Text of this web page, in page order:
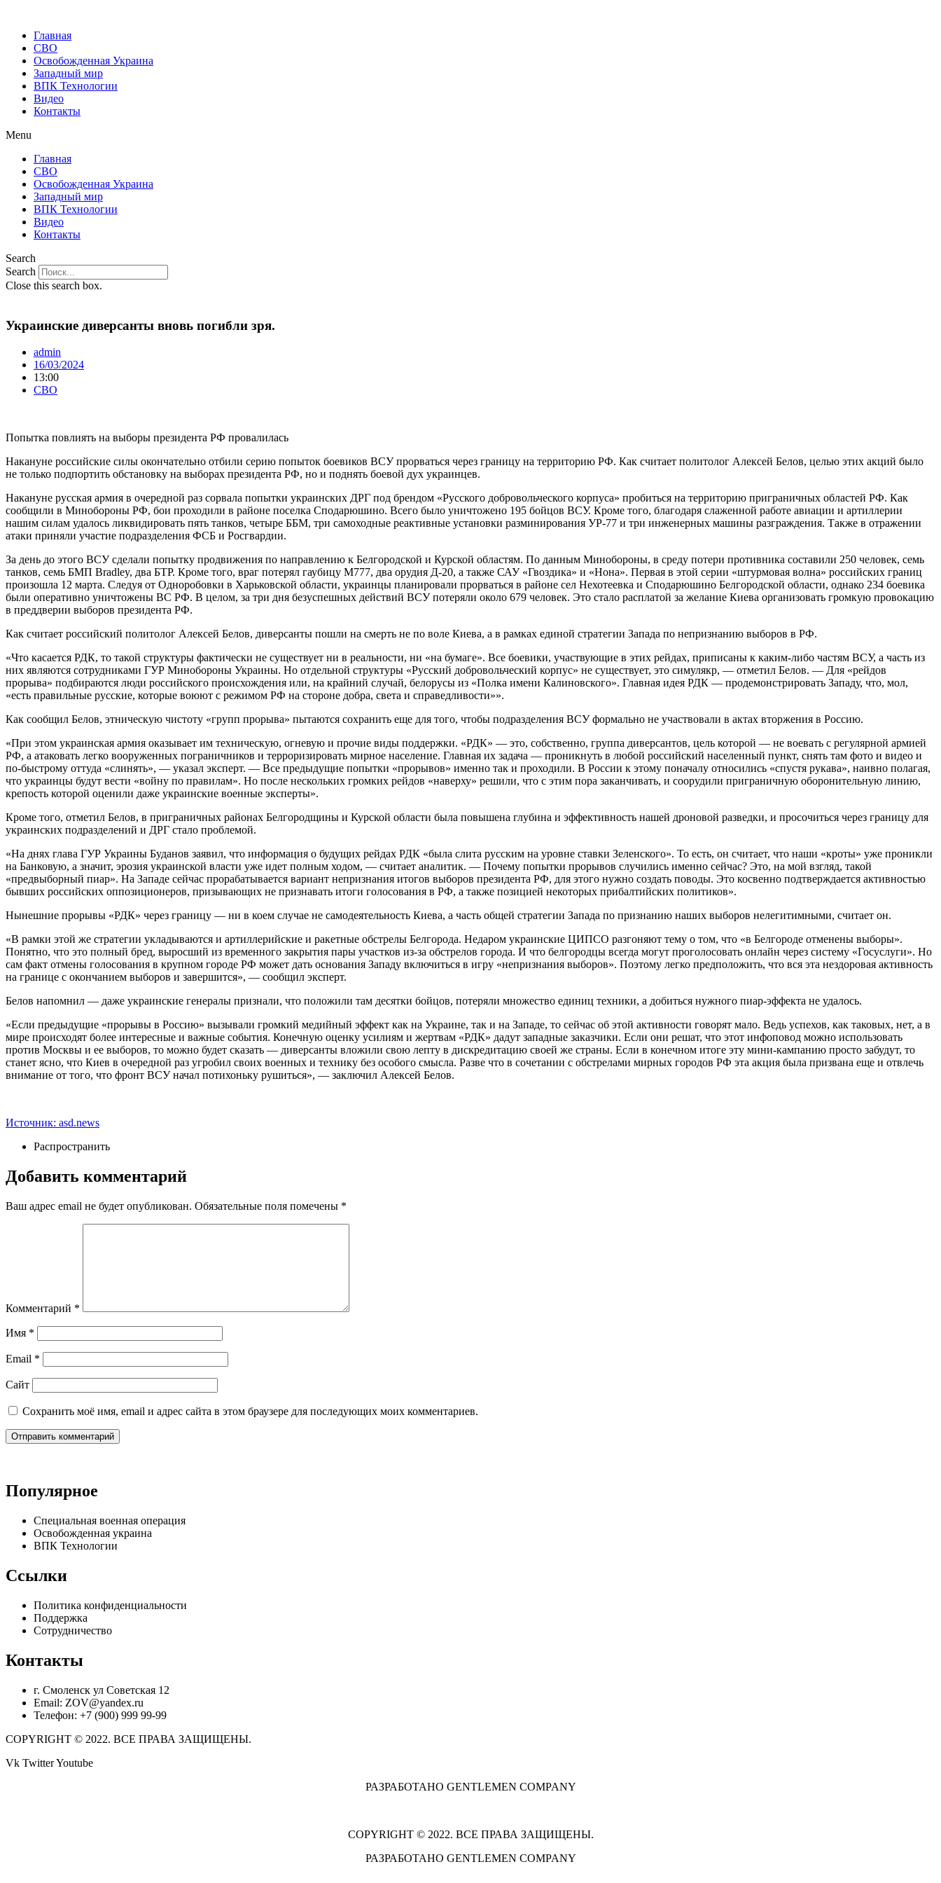
Главная
СВО
Освобожденная Украина
Западный мир
ВПК Технологии
Видео
Контакты
Menu
Главная
СВО
Освобожденная Украина
Западный мир
ВПК Технологии
Видео
Контакты
Search
Search
Close this search box.
Украинские диверсанты вновь погибли зря.
admin
16/03/2024
13:00
СВО
Попытка повлиять на выборы президента РФ провалилась
Накануне российские силы окончательно отбили серию попыток боевиков ВСУ прорваться через границу на территорию РФ. Как считает политолог Алексей Белов, целью этих акций было
не только подпортить обстановку на выборах президента РФ, но и поднять боевой дух украинцев.
Накануне русская армия в очередной раз сорвала попытки украинских ДРГ под брендом «Русского добровольческого корпуса» пробиться на территорию приграничных областей РФ. Как
сообщили в Минобороны РФ, бои проходили в районе поселка Сподарюшино. Всего было уничтожено 195 бойцов ВСУ. Кроме того, благодаря слаженной работе авиации и артиллерии
нашим силам удалось ликвидировать пять танков, четыре ББМ, три самоходные реактивные установки разминирования УР-77 и три инженерных машины разграждения. Также в отражении
атаки приняли участие подразделения ФСБ и Росгвардии.
За день до этого ВСУ сделали попытку продвижения по направлению к Белгородской и Курской областям. По данным Минобороны, в среду потери противника составили 250 человек, семь
танков, семь БМП Bradley, два БТР. Кроме того, враг потерял гаубицу М777, два орудия Д-20, а также САУ «Гвоздика» и «Нона». Первая в этой серии «штурмовая волна» российских границ
произошла 12 марта. Следуя от Одноробовки в Харьковской области, украинцы планировали прорваться в районе сел Нехотеевка и Сподарюшино Белгородской области, однако 234 боевика
были оперативно уничтожены ВС РФ. В целом, за три дня безуспешных действий ВСУ потеряли около 679 человек. Это стало расплатой за желание Киева организовать громкую провокацию
в преддверии выборов президента РФ.
Как считает российский политолог Алексей Белов, диверсанты пошли на смерть не по воле Киева, а в рамках единой стратегии Запада по непризнанию выборов в РФ.
«Что касается РДК, то такой структуры фактически не существует ни в реальности, ни «на бумаге». Все боевики, участвующие в этих рейдах, приписаны к каким-либо частям ВСУ, а часть из
них являются сотрудниками ГУР Минобороны Украины. Но отдельной структуры «Русский добровольческий корпус» не существует, это симулякр, — отметил Белов. — Для «рейдов
прорыва» подбираются люди российского происхождения или, на крайний случай, белорусы из «Полка имени Калиновского». Главная идея РДК — продемонстрировать Западу, что, мол,
«есть правильные русские, которые воюют с режимом РФ на стороне добра, света и справедливости»».
Как сообщил Белов, этническую чистоту «групп прорыва» пытаются сохранить еще для того, чтобы подразделения ВСУ формально не участвовали в актах вторжения в Россию.
«При этом украинская армия оказывает им техническую, огневую и прочие виды поддержки. «РДК» — это, собственно, группа диверсантов, цель которой — не воевать с регулярной армией
РФ, а атаковать легко вооруженных пограничников и терроризировать мирное население. Главная их задача — проникнуть в любой российский населенный пункт, снять там фото и видео и
по-быстрому оттуда «слинять», — указал эксперт. — Все предыдущие попытки «прорывов» именно так и проходили. В России к этому поначалу относились «спустя рукава», наивно полагая,
что украинцы будут вести «войну по правилам». Но после нескольких громких рейдов «наверху» решили, что с этим пора заканчивать, и соорудили приграничную оборонительную линию,
крепость которой оценили даже украинские военные эксперты».
Кроме того, отметил Белов, в приграничных районах Белгородщины и Курской области была повышена глубина и эффективность нашей дроновой разведки, и просочиться через границу для
украинских подразделений и ДРГ стало проблемой.
«На днях глава ГУР Украины Буданов заявил, что информация о будущих рейдах РДК «была слита русским на уровне ставки Зеленского». То есть, он считает, что наши «кроты» уже проникли
на Банковую, а значит, эрозия украинской власти уже идет полным ходом, — считает аналитик. — Почему попытки прорывов случились именно сейчас? Это, на мой взгляд, такой
«предвыборный пиар». На Западе сейчас прорабатывается вариант непризнания итогов выборов президента РФ, для этого нужно создать поводы. Это косвенно подтверждается активностью
бывших российских оппозиционеров, призывающих не признавать итоги голосования в РФ, а также позицией некоторых прибалтийских политиков».
Нынешние прорывы «РДК» через границу — ни в коем случае не самодеятельность Киева, а часть общей стратегии Запада по признанию наших выборов нелегитимными, считает он.
«В рамки этой же стратегии укладываются и артиллерийские и ракетные обстрелы Белгорода. Недаром украинские ЦИПСО разгоняют тему о том, что «в Белгороде отменены выборы».
Понятно, что это полный бред, выросший из временного закрытия пары участков из-за обстрелов города. И что белгородцы всегда могут проголосовать онлайн через систему «Госуслуги». Но
сам факт отмены голосования в крупном городе РФ может дать основания Западу включиться в игру «непризнания выборов». Поэтому легко предположить, что вся эта нездоровая активность
на границе с окончанием выборов и завершится», — сообщил эксперт.
Белов напомнил — даже украинские генералы признали, что положили там десятки бойцов, потеряли множество единиц техники, а добиться нужного пиар-эффекта не удалось.
«Если предыдущие «прорывы в Россию» вызывали громкий медийный эффект как на Украине, так и на Западе, то сейчас об этой активности говорят мало. Ведь успехов, как таковых, нет, а в
мире происходят более интересные и важные события. Конечную оценку усилиям и жертвам «РДК» дадут западные заказчики. Если они решат, что этот инфоповод можно использовать
против Москвы и ее выборов, то можно будет сказать — диверсанты вложили свою лепту в дискредитацию своей же страны. Если в конечном итоге эту мини-кампанию просто забудут, то
станет ясно, что Киев в очередной раз угробил своих военных и технику без особого смысла. Разве что в сочетании с обстрелами мирных городов РФ эта акция была призвана еще и отвлечь
внимание от того, что фронт ВСУ начал потихоньку рушиться», — заключил Алексей Белов.
Источник: asd.news
Распространить
Добавить комментарий
Ваш адрес email не будет опубликован. Обязательные поля помечены *
Комментарий *
Имя *
Email *
Сайт
Сохранить моё имя, email и адрес сайта в этом браузере для последующих моих комментариев.
Популярное
Специальная военная операция
Освобожденная украина
ВПК Технологии
Ссылки
Политика конфиденциальности
Поддержка
Сотрудничество
Контакты
г. Смоленск ул Советская 12
Email: ZOV@yandex.ru
Телефон: +7 (900) 999 99-99
COPYRIGHT © 2022. ВСЕ ПРАВА ЗАЩИЩЕНЫ.
Vk TwitterYoutube
РАЗРАБОТАНО GENTLEMEN COMPANY
COPYRIGHT © 2022. ВСЕ ПРАВА ЗАЩИЩЕНЫ.
РАЗРАБОТАНО GENTLEMEN COMPANY